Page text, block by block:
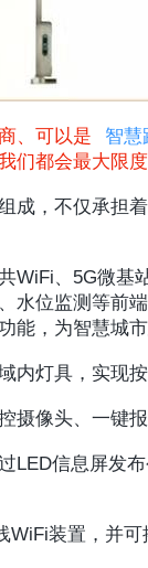
、可以是 智慧
们都会最大限度
成，不仅承担
WiFi、5G微基
水位监测等前
能，为智慧城
内灯具，实现
摄像头、一键
过LED信息屏发
WiFi装置，并